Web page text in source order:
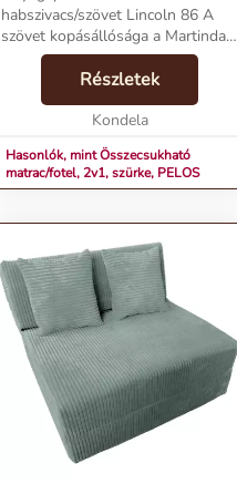
habszivacs/szövet Lincoln 86 A
szövet kopásállósága a Martindale
teszt szerint: 100 000 ciklus Szín:
szürke Méretek (SzxMéxMa):
70x82x53 cm Szétnyitható
Alvófelület (SzxHo): 70x200 c...
Részletek
Kondela
Hasonlók, mint Összecsukható
matrac/fotel, 2v1, szürke, PELOS